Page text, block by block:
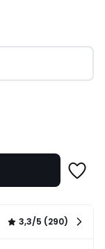
liste
3,3/5 (290)